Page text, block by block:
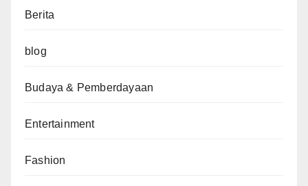
Berita
blog
Budaya & Pemberdayaan
Entertainment
Fashion